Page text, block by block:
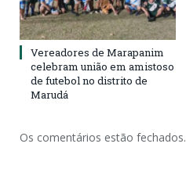
Vereadores de Marapanim
celebram união em amistoso
de futebol no distrito de
Marudá
Os comentários estão fechados.